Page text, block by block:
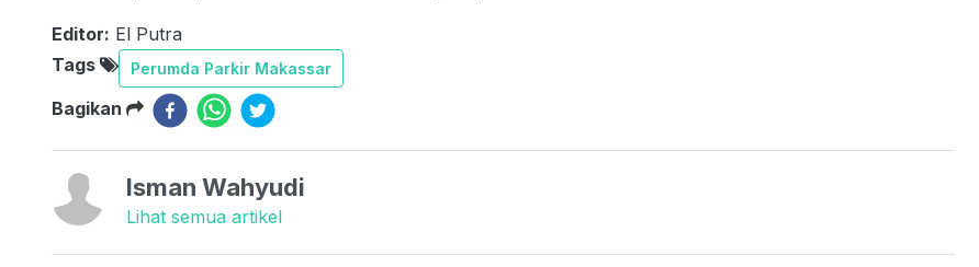
Editor: El Putra
Tags
Perumda Parkir Makassar
Bagikan
Isman Wahyudi
Lihat semua artikel